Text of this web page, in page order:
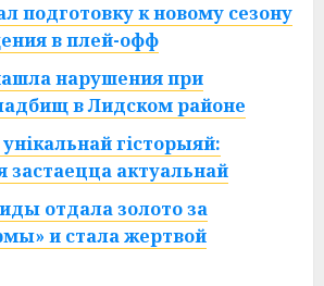
подготовку к новому сезону
в плей-офф
нарушения при
в Лидском районе
гісторыяй:
застаецца актуальнай
отдала золото за
и стала жертвой